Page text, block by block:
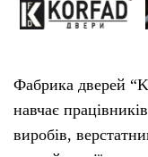
Фабрика дверей
навчає
виробів,